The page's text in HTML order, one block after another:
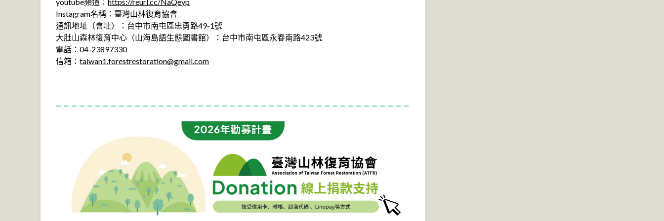
Instagram名稱：臺灣山林復育協會
通訊地址（會址）：台中市南屯區忠勇路49-1號
大肚山森林復育中心（山海島語生態圖書館）：台中市南屯區永春南路423號
電話：04-23897330
信箱：taiwan1.forestrestoration@gmail.com